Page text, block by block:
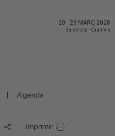
20 - 23 MARÇ 2028
Barcelona - Gran Via
| Agenda
Imprimir